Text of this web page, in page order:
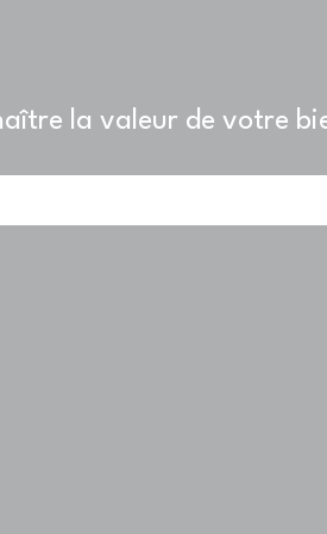
la valeur de votre